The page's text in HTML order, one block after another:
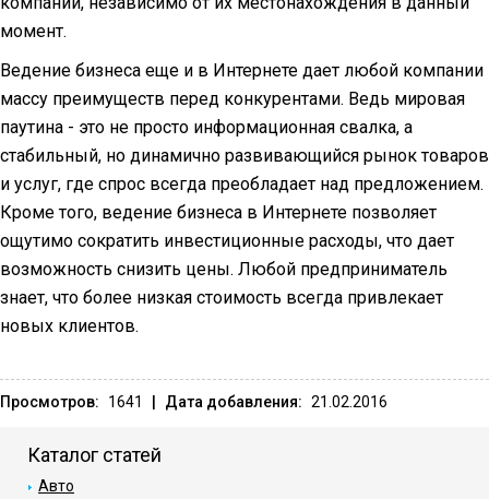
момент.
Ведение бизнеса еще и в Интернете дает любой компании
массу преимуществ перед конкурентами. Ведь мировая
паутина - это не просто информационная свалка, а
стабильный, но динамично развивающийся рынок товаров
и услуг, где спрос всегда преобладает над предложением.
Кроме того, ведение бизнеса в Интернете позволяет
ощутимо сократить инвестиционные расходы, что дает
возможность снизить цены. Любой предприниматель
знает, что более низкая стоимость всегда привлекает
новых клиентов.
Просмотров: 1641 Дата добавления: 21.02.2016
Каталог статей
Авто